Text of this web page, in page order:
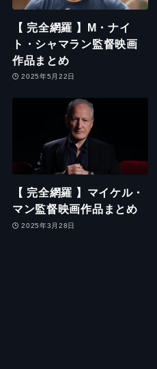
【 完全網羅 】M・ナイ
ト・シャマラン監督映画
作品まとめ
2025年5月22日
【 完全網羅 】マイケル・
マン監督映画作品まとめ
2025年3月28日